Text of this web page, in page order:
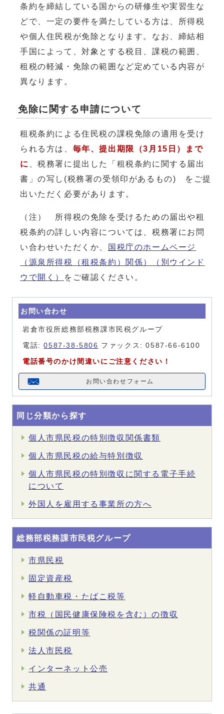
条約を締結している国からの研修生や実習生な
どで、一定の要件を満たしている方は、所得税
や個人住民税が免除となります。なお、締結相
手国によって、対象とする税目、課税の範囲、
租税の軽減・免除の範囲など定めている内容が
異なります。
免除に関する申請について
租税条約による住民税の課税免除の適用を受け
られる方は、 毎年、提出期限（3月15日）まで
に
、税務署に提出した「租税条約に関する届出
書」の写し(税務署の受領印があるもの) をご提
出いただく必要があります。
（注） 所得税の免除を受けるための届出や租
税条約の詳しい内容については、税務署にお問
い合わせいただくか、
国税庁のホームページ
（源泉所得税（租税条約）関係）
（別ウインド
ウで開く）
をご確認ください。
お問い合わせ
岩倉市役所総務部税務課市民税グループ
電話:0587-38-5806 ファックス: 0587-66-6100
電話番号のかけ間違いにご注意ください！
お問い合わせフォーム
同じ分類から探す
個人市県民税の特別徴収関係書類
個人市県民税の給与特別徴収
個人市県民税の特別徴収に関する電子手続
について
外国人を雇用する事業所の方へ
総務部税務課市民税グループ
市県民税
固定資産税
軽自動車税・たばこ税等
市税（国民健康保険税を含む）の徴収
税関係の証明等
法人市民税
インターネット公売
共通